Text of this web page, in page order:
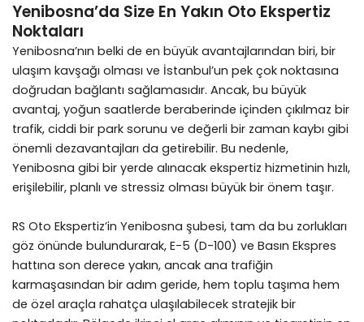
Yenibosna’da Size En Yakın Oto Ekspertiz
Noktaları
Yenibosna’nın belki de en büyük avantajlarından biri, bir
ulaşım kavşağı olması ve İstanbul’un pek çok noktasına
doğrudan bağlantı sağlamasıdır. Ancak, bu büyük
avantaj, yoğun saatlerde beraberinde içinden çıkılmaz bir
trafik, ciddi bir park sorunu ve değerli bir zaman kaybı gibi
önemli dezavantajları da getirebilir. Bu nedenle,
Yenibosna gibi bir yerde alınacak ekspertiz hizmetinin hızlı,
erişilebilir, planlı ve stressiz olması büyük bir önem taşır.
RS Oto Ekspertiz’in Yenibosna şubesi, tam da bu zorlukları
göz önünde bulundurarak, E-5 (D-100) ve Basın Ekspres
hattına son derece yakın, ancak ana trafiğin
karmaşasından bir adım geride, hem toplu taşıma hem
de özel araçla rahatça ulaşılabilecek stratejik bir